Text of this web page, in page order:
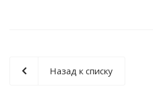
Назад к списку